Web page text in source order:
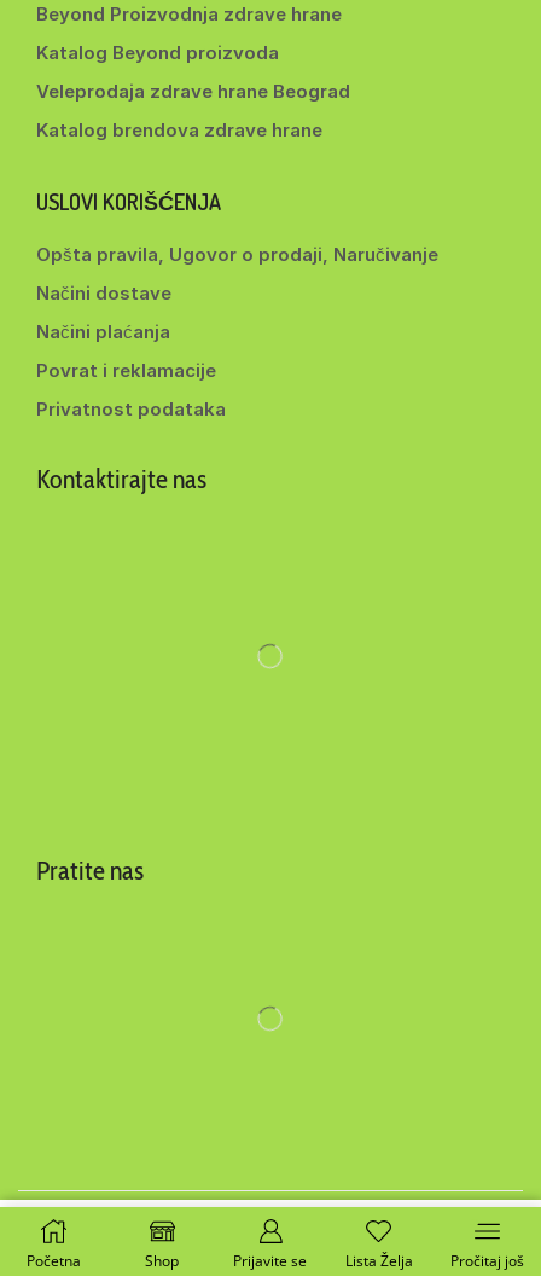
Beyond Proizvodnja zdrave hrane
Katalog Beyond proizvoda
Veleprodaja zdrave hrane Beograd
Katalog brendova zdrave hrane
USLOVI KORIŠĆENJA
Opšta pravila, Ugovor o prodaji, Naručivanje
Načini dostave
Načini plaćanja
Povrat i reklamacije
Privatnost podataka
Kontaktirajte nas
Pratite nas
Copyright 2014-2025 ©BEYOND d.o.o. Sva prava
Početna Shop Prijavite se Lista Želja Pročitaj još